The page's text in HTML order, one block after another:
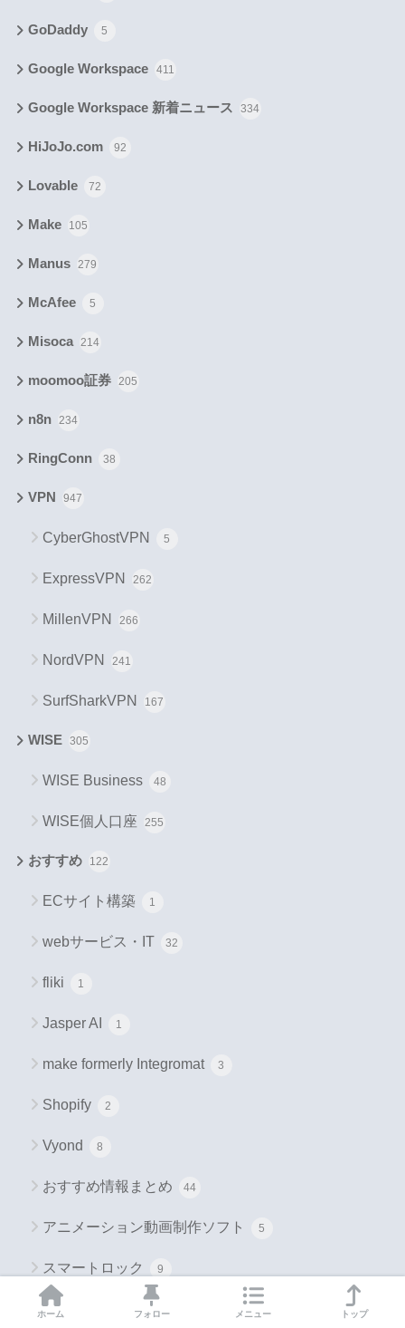
GoDaddy 5
Google Workspace 411
Google Workspace 新着ニュース 334
HiJoJo.com 92
Lovable 72
Make 105
Manus 279
McAfee 5
Misoca 214
moomoo証券 205
n8n 234
RingConn 38
VPN 947
CyberGhostVPN 5
ExpressVPN 262
MillenVPN 266
NordVPN 241
SurfSharkVPN 167
WISE 305
WISE Business 48
WISE個人口座 255
おすすめ 122
ECサイト構築 1
webサービス・IT 32
fliki 1
Jasper AI 1
make formerly Integromat 3
Shopify 2
Vyond 8
おすすめ情報まとめ 44
アニメーション動画制作ソフト 5
スマートロック 9
ノーコード 5
ホーム フォロー メニュー トップ